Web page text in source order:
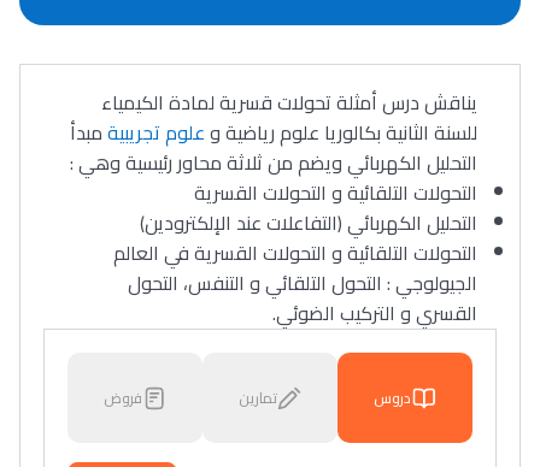
يناقش درس أمثلة تحولات قسرية لمادة الكيمياء
للسنة الثانية بكالوريا علوم رياضية وعلوم تجريبيةمبدأ
التحليل الكهربائي ويضم من ثلاثة محاور رئيسية وهي :
التحولات التلقائية و التحولات القسرية
التحليل الكهربائي (التفاعلات عند الإلكترودين)
التحولات التلقائية و التحولات القسرية في العالم
الجيولوجي : التحول التلقائي و التنفس، التحول
القسري و التركيب الضوئي.
دروس تمارين فروض